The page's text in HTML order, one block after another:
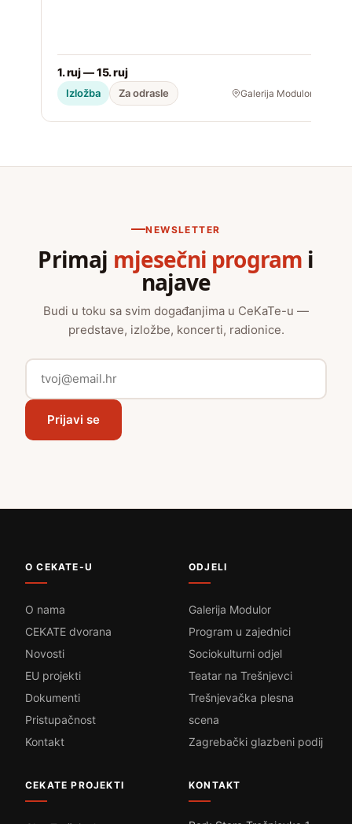
1. ruj — 15. ruj
Izložba Za odrasle Galerija Modulor
NEWSLETTER
Primaj mjesečni program i
najave
Budi u toku sa svim događanjima u CeKaTe-u —
predstave, izložbe, koncerti, radionice.
Prijavi se
O CEKATE-U
O nama
CEKATE dvorana
Novosti
EU projekti
Dokumenti
Pristupačnost
Kontakt
ODJELI
Galerija Modulor
Program u zajednici
Sociokulturni odjel
Teatar na Trešnjevci
Trešnjevačka plesna
scena
Zagrebački glazbeni podij
CEKATE PROJEKTI KONTAKT